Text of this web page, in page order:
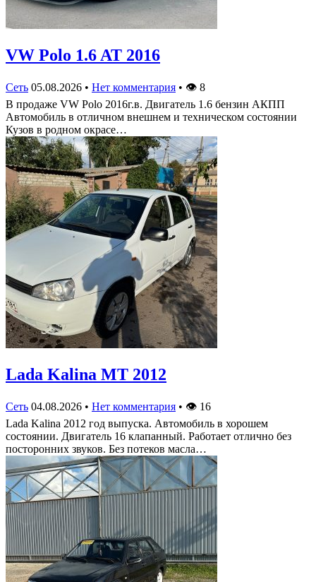
VW Polo 1.6 AT 2016
Сеть 05.08.2026 • Нет комментария • 👁 8
В продаже VW Polo 2016г.в. Двигатель 1.6 бензин АКПП
Автомобиль в отличном внешнем и техническом состоянии
Кузов в родном окрасе…
Lada Kalina МТ 2012
Сеть 04.08.2026 • Нет комментария • 👁 16
Lada Kalina 2012 год выпуска. Автомобиль в хорошем
состоянии. Двигатель 16 клапанный. Работает отлично без
посторонних звуков. Без потеков масла…